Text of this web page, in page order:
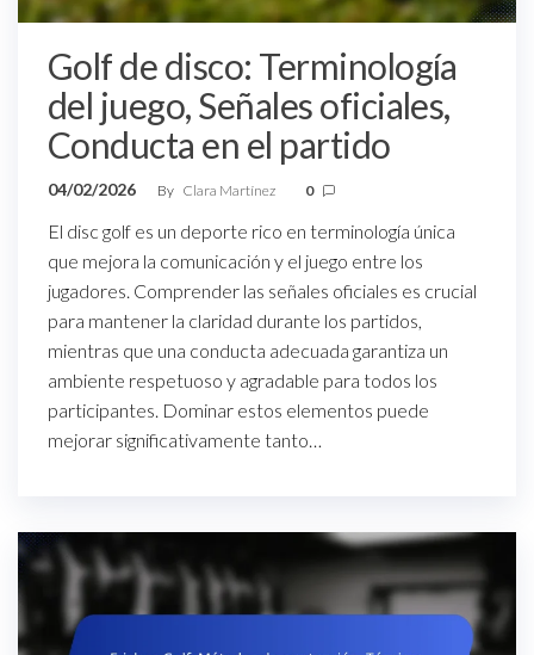
Golf de disco: Terminología
del juego, Señales oficiales,
Conducta en el partido
04/02/2026 By Clara Martínez 0
El disc golf es un deporte rico en terminología única
que mejora la comunicación y el juego entre los
jugadores. Comprender las señales oficiales es crucial
para mantener la claridad durante los partidos,
mientras que una conducta adecuada garantiza un
ambiente respetuoso y agradable para todos los
participantes. Dominar estos elementos puede
mejorar significativamente tanto…